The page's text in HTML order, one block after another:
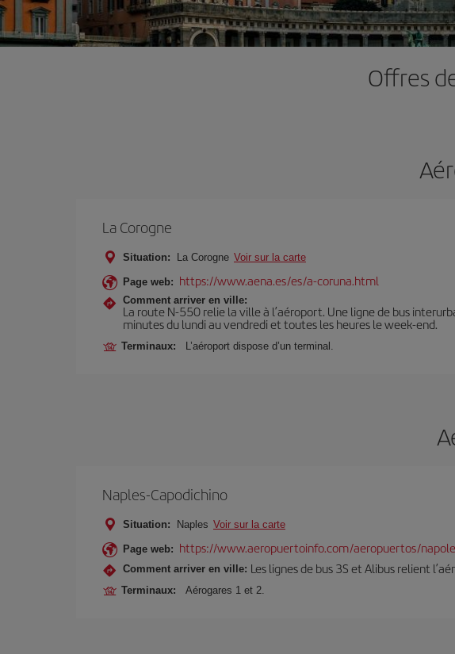
Offres
La Corogne
Situation: La Corogne Voir sur la carte
Page web: https://www.aena.es/es/a-coruna.html
Comment arriver en ville:
La route N-550 relie la ville à l’aéroport. Une ligne de bus
minutes du lundi au vendredi et toutes les heures le week-end.
Terminaux: L’aéroport dispose d’un terminal.
Naples-Capodichino
Situation: Naples Voir sur la carte
Page web: https://www.aeropuertoinfo.com/aeropuertos/
Comment arriver en ville: Les lignes de bus 3S et Alibus relient
Terminaux: Aérogares 1 et 2.